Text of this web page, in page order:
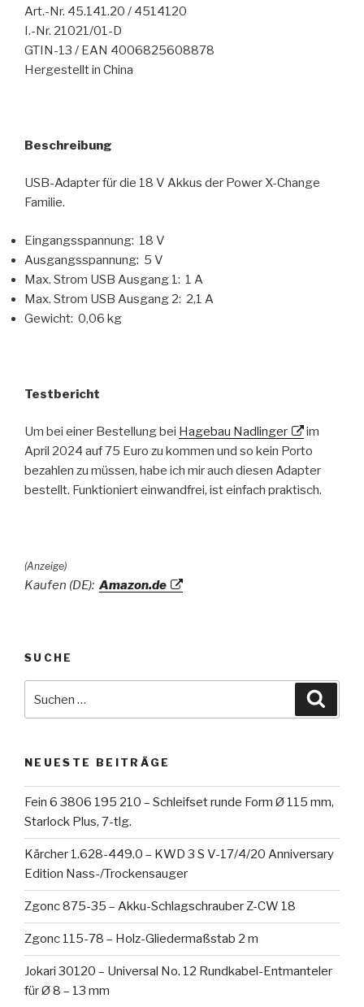
Art.-Nr. 45.141.20 / 4514120
I.-Nr. 21021/01-D
GTIN-13 / EAN 4006825608878
Hergestellt in China
Beschreibung
USB-Adapter für die 18 V Akkus der Power X-Change
Familie.
Eingangsspannung: 18 V
Ausgangsspannung: 5 V
Max. Strom USB Ausgang 1: 1 A
Max. Strom USB Ausgang 2: 2,1 A
Gewicht: 0,06 kg
Testbericht
Um bei einer Bestellung bei Hagebau Nadlinger
im
April 2024 auf 75 Euro zu kommen und so kein Porto
bezahlen zu müssen, habe ich mir auch diesen Adapter
bestellt. Funktioniert einwandfrei, ist einfach praktisch.
(Anzeige)
Kaufen (DE): Amazon.de
SUCHE
nach:
NEUESTE BEITRÄGE
Fein 6 3806 195 210 – Schleifset runde Form Ø 115 mm,
Starlock Plus, 7-tlg.
Kärcher 1.628-449.0 – KWD 3 S V-17/4/20 Anniversary
Edition Nass-/Trockensauger
Zgonc 875-35 – Akku-Schlagschrauber Z-CW 18
Zgonc 115-78 – Holz-Gliedermaßstab 2 m
Jokari 30120 – Universal No. 12 Rundkabel-Entmanteler
für Ø 8 – 13 mm